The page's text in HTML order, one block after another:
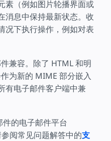
素（例如图片轮播界面或
消息中保持最新状态。收
况下执行操作，例如对表
兼容。除了 HTML 和明
为新的 MIME 部分嵌入
有电子邮件客户端中兼
的电子邮件平台
阅常见问题解答中的支